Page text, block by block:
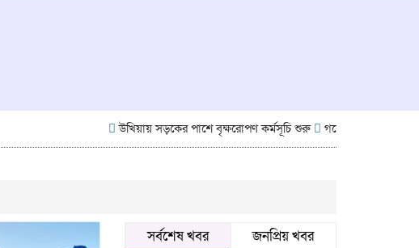
উখিয়ায় সড়কের পাশে বৃক্ষরোপণ কর্মসূচি শুরু গবেষণা-ভিত্তিক আচরণ
সর্বশেষ খবর
জনপ্রিয় খবর